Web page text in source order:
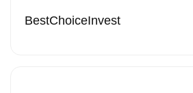
BestChoiceInvest